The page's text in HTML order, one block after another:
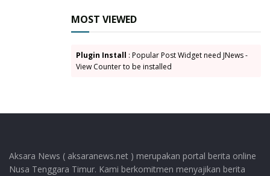
MOST VIEWED
Plugin Install : Popular Post Widget need JNews -
View Counter to be installed
Aksara News ( aksaranews.net ) merupakan portal berita online
Nusa Tenggara Timur. Kami berkomitmen menyajikan berita